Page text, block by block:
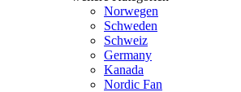
Norwegen
Schweden
Schweiz
Germany
Kanada
Nordic Fan